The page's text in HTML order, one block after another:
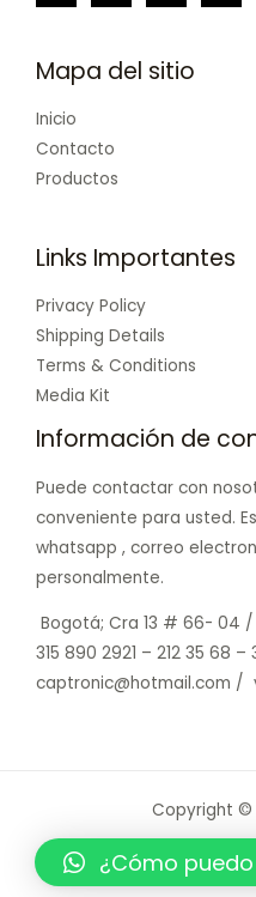
Mapa del sitio
Inicio
Contacto
Productos
Links Importantes
Privacy Policy
Shipping Details
Terms & Conditions
Media Kit
Información de
Puede contactar con
conveniente para usted.
whatsapp , correo
personalmente.
Bogotá; Cra 13 # 66- 04
315 890 2921 – 212 35 68
captronic@hotmail.com /
Copyright ©
Powered
¿Cómo